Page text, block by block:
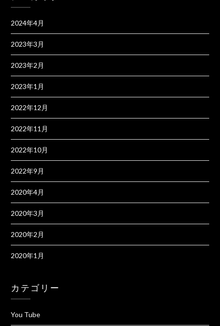
2024年4月
2023年3月
2023年2月
2023年1月
2022年12月
2022年11月
2022年10月
2022年9月
2020年4月
2020年3月
2020年2月
2020年1月
カテゴリー
You Tube